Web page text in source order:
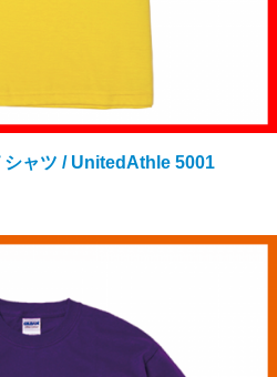
ャツ / UnitedAthle 5001